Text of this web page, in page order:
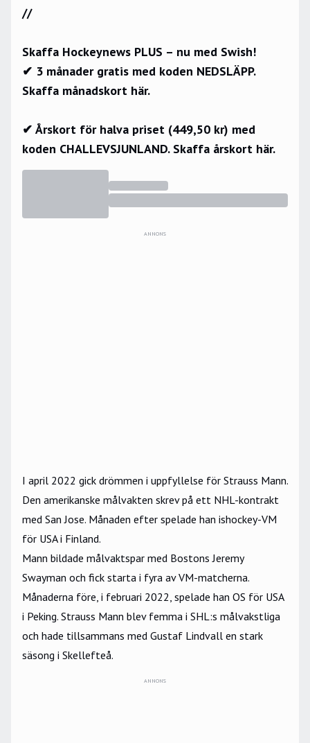
//
Skaffa Hockeynews PLUS – nu med Swish!
✔ 3 månader gratis med koden NEDSLÄPP.
Skaffa månadskort här.
✔ Årskort för halva priset (449,50 kr) med
koden CHALLEVSJUNLAND. Skaffa årskort här.
ANNONS
I april 2022 gick drömmen i uppfyllelse för Strauss Mann.
Den amerikanske målvakten skrev på ett NHL-kontrakt
med San Jose. Månaden efter spelade han ishockey-VM
för USA i Finland.
Mann bildade målvaktspar med Bostons Jeremy
Swayman och fick starta i fyra av VM-matcherna.
Månaderna före, i februari 2022, spelade han OS för USA
i Peking. Strauss Mann blev femma i SHL:s målvakstliga
och hade tillsammans med Gustaf Lindvall en stark
säsong i Skellefteå.
ANNONS